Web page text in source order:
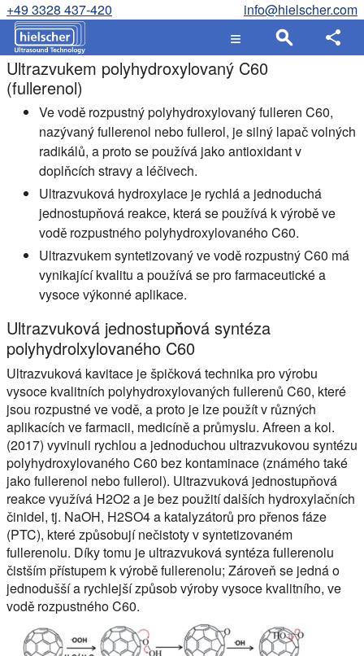
+49 3328 437-420 info@hielscher.com
Ultrazvukem polyhydroxylovaný C60
(fullerenol)
Ve vodě rozpustný polyhydroxylovaný fulleren C60,
nazývaný fullerenol nebo fullerol, je silný lapač volných
radikálů, a proto se používá jako antioxidant v
doplňcích stravy a léčivech.
Ultrazvuková hydroxylace je rychlá a jednoduchá
jednostupňová reakce, která se používá k výrobě ve
vodě rozpustného polyhydroxylovaného C60.
Ultrazvukem syntetizovaný ve vodě rozpustný C60 má
vynikající kvalitu a používá se pro farmaceutické a
vysoce výkonné aplikace.
Ultrazvuková jednostupňová syntéza
polyhydrolxylovaného C60
Ultrazvuková kavitace je špičková technika pro výrobu
vysoce kvalitních polyhydroxylovaných fullerenů C60, které
jsou rozpustné ve vodě, a proto je lze použít v různých
aplikacích ve farmacii, medicíně a průmyslu. Afreen a kol.
(2017) vyvinuli rychlou a jednoduchou ultrazvukovou syntézu
polyhydroxylovaného C60 bez kontaminace (známého také
jako fullerenol nebo fullerol). Ultrazvuková jednostupňová
reakce využívá H2O2 a je bez použití dalších hydroxylačních
činidel, tj. NaOH, H2SO4 a katalyzátorů pro přenos fáze
(PTC), které způsobují nečistoty v syntetizovaném
fullerenolu. Díky tomu je ultrazvuková syntéza fullerenolu
čistším přístupem k výrobě fullerenolu; Zároveň se jedná o
jednodušší a rychlejší způsob výroby vysoce kvalitního, ve
vodě rozpustného C60.